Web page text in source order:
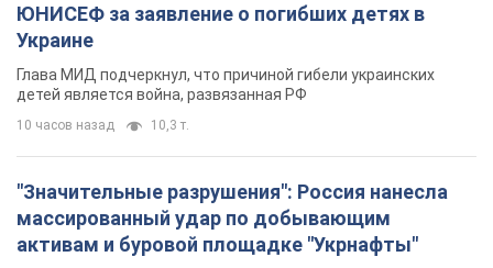
ЮНИСЕФ за заявление о погибших детях в
Украине
Глава МИД подчеркнул, что причиной гибели украинских
детей является война, развязанная РФ
10 часов назад 10,3 т.
"Значительные разрушения": Россия нанесла
массированный удар по добывающим
активам и буровой площадке "Укрнафты"